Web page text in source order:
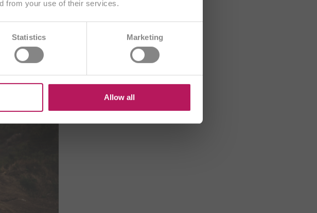
from your use of their services.
Statistics Marketing
Allow all
pays
BE/FR
CH/FR
EU GB
HU
SK TR US